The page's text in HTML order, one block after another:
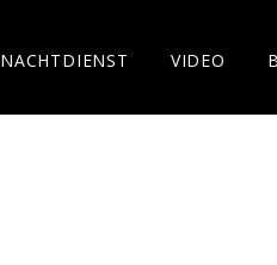
NACHTDIENST VIDEO